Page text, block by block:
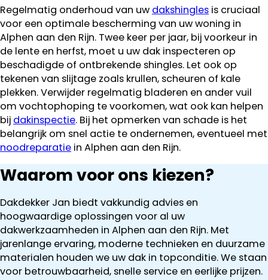
Regelmatig onderhoud van uw dakshingles is cruciaal
voor een optimale bescherming van uw woning in
Alphen aan den Rijn. Twee keer per jaar, bij voorkeur in
de lente en herfst, moet u uw dak inspecteren op
beschadigde of ontbrekende shingles. Let ook op
tekenen van slijtage zoals krullen, scheuren of kale
plekken. Verwijder regelmatig bladeren en ander vuil
om vochtophoping te voorkomen, wat ook kan helpen
bij dakinspectie. Bij het opmerken van schade is het
belangrijk om snel actie te ondernemen, eventueel met
noodreparatie in Alphen aan den Rijn.
Waarom voor ons kiezen?
Dakdekker Jan biedt vakkundig advies en
hoogwaardige oplossingen voor al uw
dakwerkzaamheden in Alphen aan den Rijn. Met
jarenlange ervaring, moderne technieken en duurzame
materialen houden we uw dak in topconditie. We staan
voor betrouwbaarheid, snelle service en eerlijke prijzen.